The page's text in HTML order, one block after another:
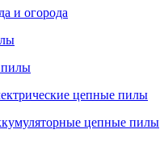
и огорода
цепные пилы
цепные пилы